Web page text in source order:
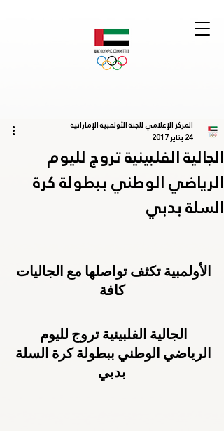
الجالية الفلبينية تروج لليوم
الرياضي الوطني ببطولة كرة
السلة بدبي
المركز الإعلامي للجنة الأولمبية الإماراتية
24 يناير 2017
الأولمبية تكثف تواصلها مع الجاليات
كافة
الجالية الفلبينية تروج لليوم
الرياضي الوطني ببطولة كرة السلة
بدبي